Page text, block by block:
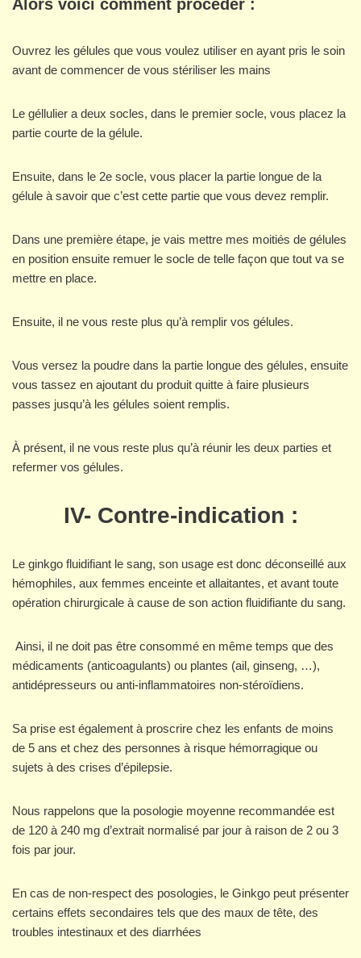
Alors voici comment procéder :
Ouvrez les gélules que vous voulez utiliser en ayant pris le soin
avant de commencer de vous stériliser les mains
Le géllulier a deux socles, dans le premier socle, vous placez la
partie courte de la gélule.
Ensuite, dans le 2e socle, vous placer la partie longue de la
gélule à savoir que c’est cette partie que vous devez remplir.
Dans une première étape, je vais mettre mes moitiés de gélules
en position ensuite remuer le socle de telle façon que tout va se
mettre en place.
Ensuite, il ne vous reste plus qu’à remplir vos gélules.
Vous versez la poudre dans la partie longue des gélules, ensuite
vous tassez en ajoutant du produit quitte à faire plusieurs
passes jusqu’à les gélules soient remplis.
À présent, il ne vous reste plus qu’à réunir les deux parties et
refermer vos gélules.
IV- Contre-indication :
Le ginkgo fluidifiant le sang, son usage est donc déconseillé aux
hémophiles, aux femmes enceinte et allaitantes, et avant toute
opération chirurgicale à cause de son action fluidifiante du sang.
Ainsi, il ne doit pas être consommé en même temps que des
médicaments (anticoagulants) ou plantes (ail, ginseng, …),
antidépresseurs ou anti-inflammatoires non-stéroïdiens.
Sa prise est également à proscrire chez les enfants de moins
de 5 ans et chez des personnes à risque hémorragique ou
sujets à des crises d’épilepsie.
Nous rappelons que la posologie moyenne recommandée est
de 120 à 240 mg d’extrait normalisé par jour à raison de 2 ou 3
fois par jour.
En cas de non-respect des posologies, le Ginkgo peut présenter
certains effets secondaires tels que des maux de tête, des
troubles intestinaux et des diarrhées